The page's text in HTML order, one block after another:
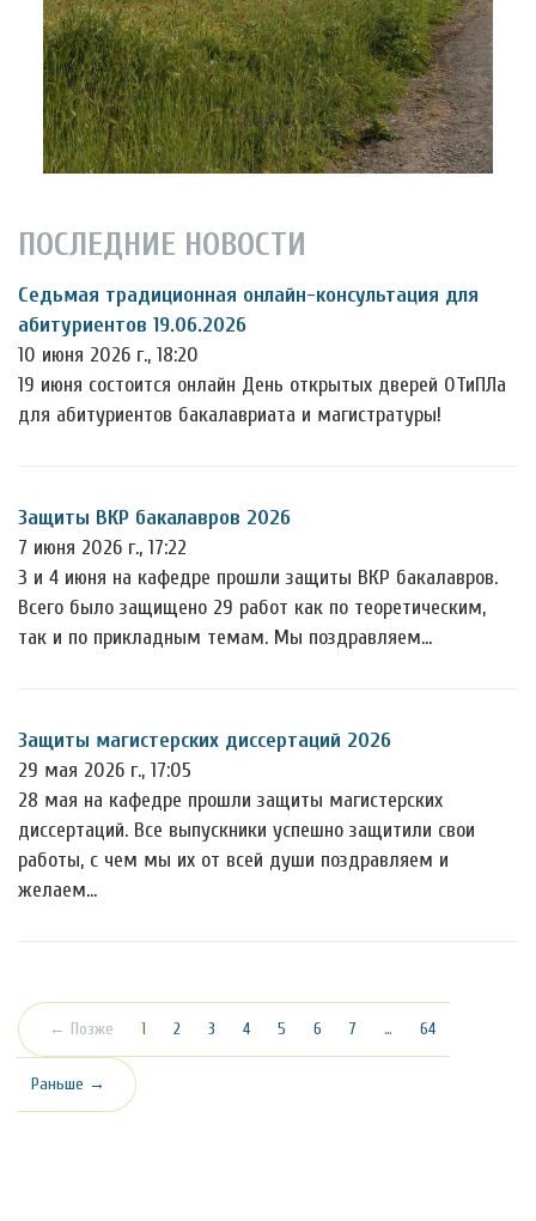
ПОСЛЕДНИЕ НОВОСТИ
Седьмая традиционная онлайн-консультация для
абитуриентов 19.06.2026
10 июня 2026 г., 18:20
19 июня состоится онлайн День открытых дверей ОТиПЛа
для абитуриентов бакалавриата и магистратуры!
Защиты ВКР бакалавров 2026
7 июня 2026 г., 17:22
3 и 4 июня на кафедре прошли защиты ВКР бакалавров.
Всего было защищено 29 работ как по теоретическим,
так и по прикладным темам. Мы поздравляем…
Защиты магистерских диссертаций 2026
29 мая 2026 г., 17:05
28 мая на кафедре прошли защиты магистерских
диссертаций. Все выпускники успешно защитили свои
работы, с чем мы их от всей души поздравляем и
желаем…
← Позже 1 (текущая)
2 3 4 5 6 7 … 64
Раньше →